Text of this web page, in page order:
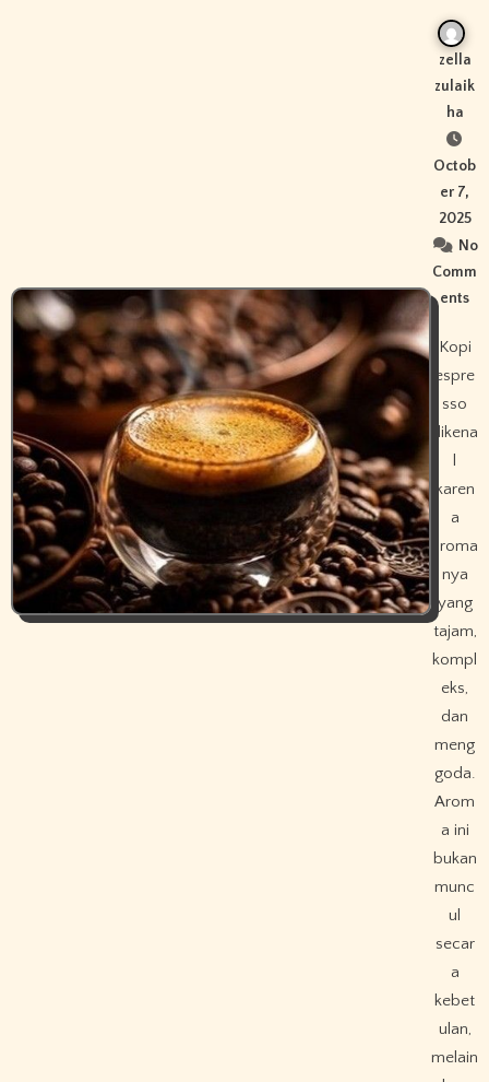
zella
zulaik
ha
Octob
er 7,
2025
No
Comm
ents
Kopi
espre
sso
dikena
karen
a
aroma
nya
yang
tajam,
kompl
eks,
dan
meng
goda.
Arom
a ini
bukan
munc
ul
secar
a
kebet
ulan,
melain